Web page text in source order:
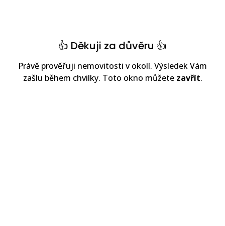
👍 Děkuji za důvěru 👍
Právě prověřuji nemovitosti v okolí. Výsledek Vám
zašlu během chvilky. Toto okno můžete zavřít.